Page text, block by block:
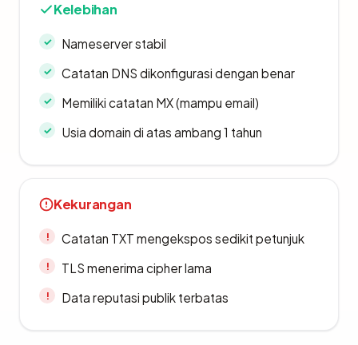
Kelebihan
Nameserver stabil
Catatan DNS dikonfigurasi dengan benar
Memiliki catatan MX (mampu email)
Usia domain di atas ambang 1 tahun
Kekurangan
Catatan TXT mengekspos sedikit petunjuk
TLS menerima cipher lama
Data reputasi publik terbatas